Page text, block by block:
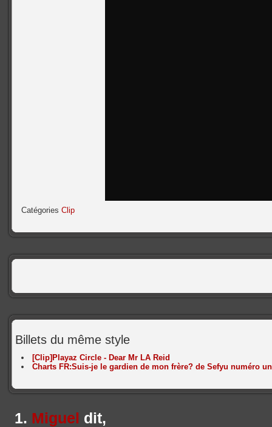
Catégories Clip
Billets du même style
[Clip]Playaz Circle - Dear Mr LA Reid
Charts FR:Suis-je le gardien de mon frère? de Sefyu numéro un
Miguel dit,